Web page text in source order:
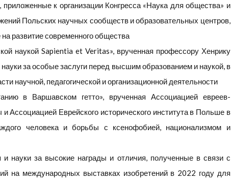
приложенные к организации Конгресса «Наука для общества» и
Польских научных сообществ и образовательных центров,
развитие современного общества
наукой Sapientia et Veritas», врученная профессору Хенрику
за особые заслуги перед высшим образованием и наукой, в
научной, педагогической и организационной деятельности
в Варшавском гетто», врученная Ассоциацией евреев-
Ассоциацией Еврейского исторического института в Польше в
человека и борьбы с ксенофобией, национализмом и
и науки за высокие награды и отличия, полученные в связи с
на международных выставках изобретений в 2022 году для